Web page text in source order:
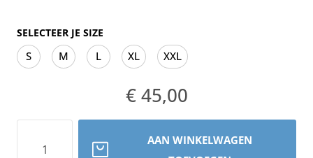
SELECTEER JE SIZE
S M L XL XXL
€ 45,00
AAN WINKELWAGEN